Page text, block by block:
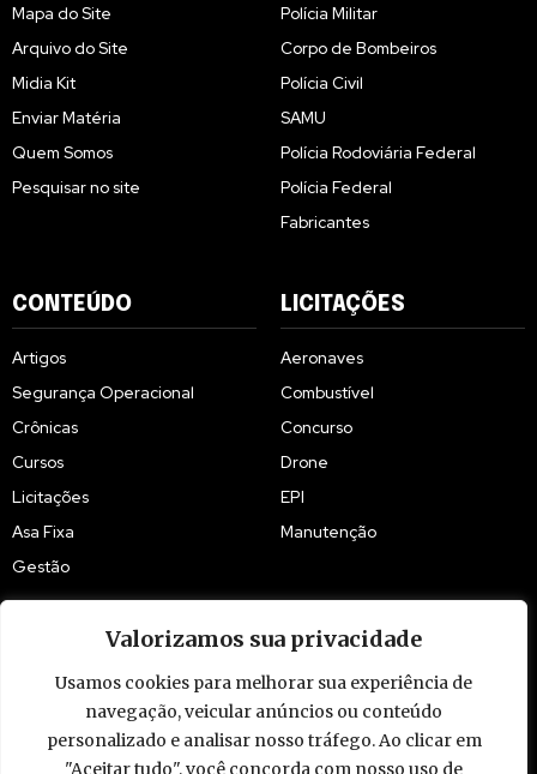
Valorizamos sua privacidade
Usamos cookies para melhorar sua experiência de
navegação, veicular anúncios ou conteúdo
personalizado e analisar nosso tráfego. Ao clicar em
"Aceitar tudo", você concorda com nosso uso de
Mapa do Site
Arquivo do Site
Midia Kit
Enviar Matéria
Quem Somos
Pesquisar no site
Polícia Militar
Corpo de Bombeiros
Polícia Civil
SAMU
Polícia Rodoviária Federal
Polícia Federal
Fabricantes
CONTEÚDO
Artigos
Segurança Operacional
Crônicas
Cursos
Licitações
Asa Fixa
Gestão
LICITAÇÕES
Aeronaves
Combustível
Concurso
Drone
EPI
Manutenção
© 2009 - 2026 Piloto Policial. Todos os direitos reservados. Brasil.